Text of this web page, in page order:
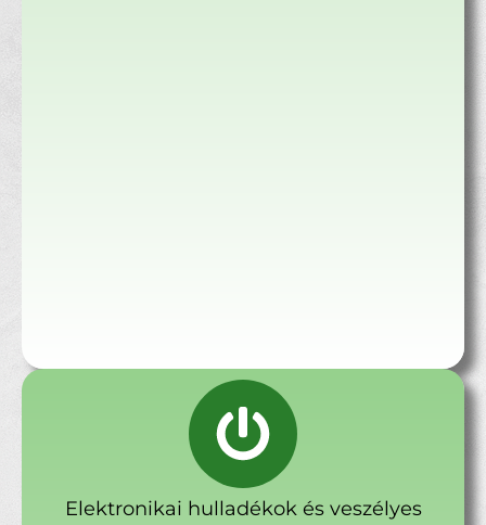
Elektronikai hulladékok és veszélyes